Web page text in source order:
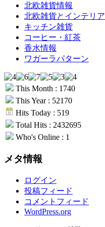
北欧雑貨情報
北欧雑貨とインテリア
キッチン雑貨
コーヒー・紅茶
香水情報
ワガーラパターン
This Month : 1740
This Year : 52170
Hits Today : 519
Total Hits : 2432695
Who's Online : 1
メタ情報
ログイン
投稿フィード
コメントフィード
WordPress.org